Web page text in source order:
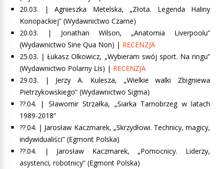
20.03. | Agnieszka Metelska, „Złota. Legenda Haliny
Konopackiej” (Wydawnictwo Czarne)
20.03. | Jonathan Wilson, „Anatomia Liverpoolu”
(Wydawnictwo Sine Qua Non) | RECENZJA
25.03. |Łukasz Olkowicz, „Wybieram swój sport. Na ringu”
(Wydawnictwo Polarny Lis) | RECENZJA
29.03. | Jerzy A. Kulesza, „Wielkie walki Zbigniewa
Pietrzykowskiego” (Wydawnictwo Sigma)
??.04. | Sławomir Strzałka, „Siarka Tarnobrzeg w latach
1989-2018”
??.04. | Jarosław Kaczmarek, „Skrzydłowi. Technicy, magicy,
indywidualiści” (Egmont Polska)
??.04. | Jarosław Kaczmarek, „Pomocnicy. Liderzy,
asystenci, robotnicy” (Egmont Polska)